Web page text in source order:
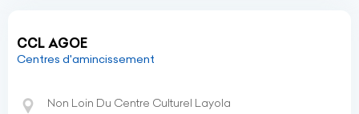
CCL AGOE
Centres d'amincissement
Non Loin Du Centre Culturel Layola